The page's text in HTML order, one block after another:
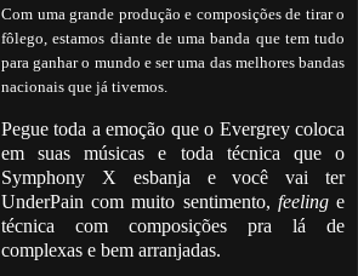
Com uma grande produção e composições de tirar o
fôlego, estamos diante de uma banda que tem tudo
para ganhar o mundo e ser uma das melhores bandas
nacionais que já tivemos.
Pegue toda a emoção que o Evergrey coloca
em suas músicas e toda técnica que o
Symphony X esbanja e você vai ter
UnderPain com muito sentimento, feelinge
técnica com composições pra lá de
complexas e bem arranjadas.